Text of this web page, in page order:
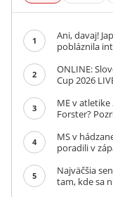
1
Ani, davaj!
pobláznila
2
ONLINE:
Cup 2026
3
ME v atletike
Forster?
4
MS v
poradili v
5
Najväčšia
tam, kde sa